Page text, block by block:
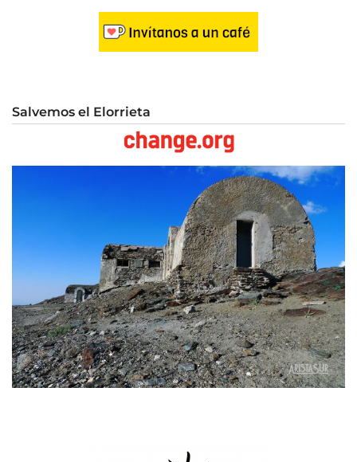
Salvemos el Elorrieta